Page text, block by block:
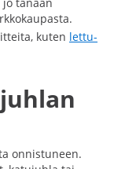
kuten lettu-
onnistuneen.